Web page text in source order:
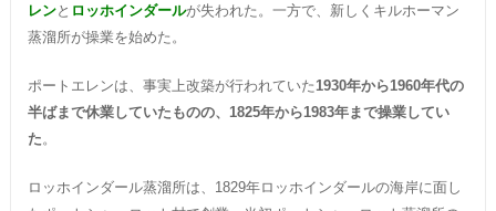
レンと ロッホインダールが失われた。一方で、新しくキルホーマン
蒸溜所が操業を始めた。
ポートエレンは、事実上改築が行われていた1930年から1960年代の
半ばまで休業していたものの、1825年から1983年まで操業してい
た 。
ロッホインダール蒸溜所は、1829年ロッホインダールの海岸に面し